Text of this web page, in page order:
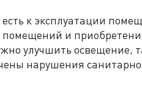
к эксплуатации
и
улучшить освещение,
нарушения